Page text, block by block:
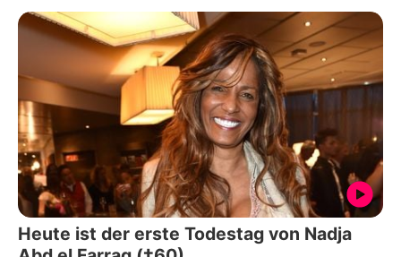
Heute ist der erste Todestag von Nadja